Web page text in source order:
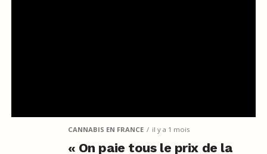
CANNABIS EN FRANCE il y a 1 mois
« On paie tous le prix de la